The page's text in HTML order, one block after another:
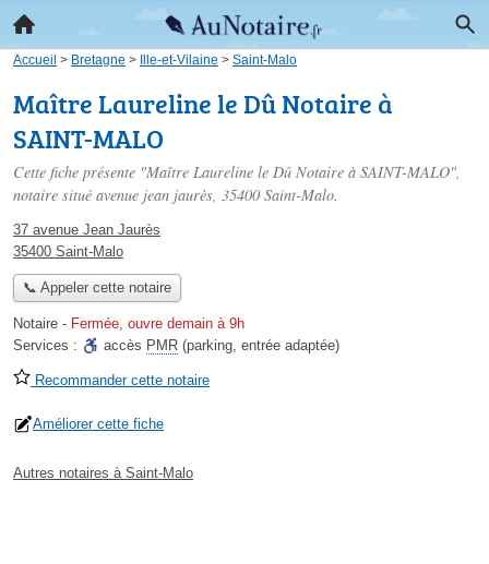
Accueil > Bretagne > Ille-et-Vilaine > Saint-Malo
Maître Laureline le Dû Notaire à
SAINT-MALO
Cette fiche présente "Maître Laureline le Dû Notaire à SAINT-MALO",
notaire situé avenue jean jaurès, 35400 Saint-Malo.
37 avenue Jean Jaurès
35400 Saint-Malo
📞 Appeler cette notaire
Notaire - Fermée, ouvre demain à 9h
Services :
accès PMR (parking, entrée adaptée)
Recommander cette notaire
Améliorer cette fiche
Autres notaires à Saint-Malo